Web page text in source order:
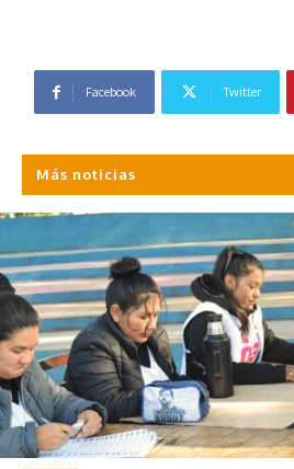
Facebook Twitter
Más noticias